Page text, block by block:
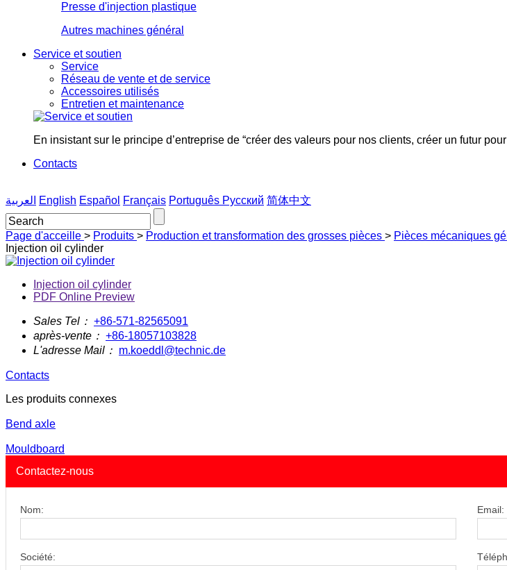
Presse d'injection plastique
Autres machines général
Service et soutien
Service
Réseau de vente et de service
Accessoires utilisés
Entretien et maintenance
En insistant sur le principe d’entreprise de “créer des valeurs pour nos clients, créer un futur
Contacts
العربية English Español Français Português Pусский 简体中文
Page d'acceille > Produits > Production et transformation des grosses pièces > Pièces mécaniques
Injection oil cylinder
Injection oil cylinder
PDF Online Preview
Sales Tel： +86-571-82565091
après-vente： +86-18057103828
L'adresse Mail： m.koeddl@technic.de
Contacts
Les produits connexes
Bend axle
Mouldboard
Contactez-nous
Nom: Email:
Société: